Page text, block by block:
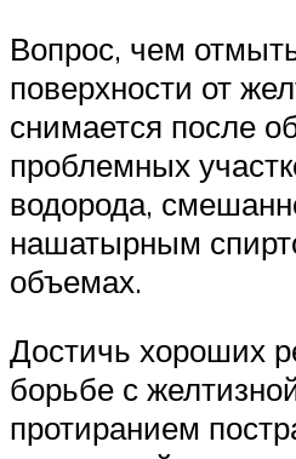
Вопрос, чем
поверхности от
снимается после
проблемных
водорода,
нашатырным
объемах.
Достичь хороших
борьбе с
протиранием